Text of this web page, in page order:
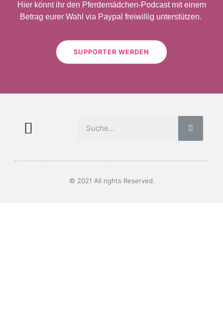
Hier könnt ihr den Pferdemädchen-Podcast mit einem
Betrag eurer Wahl via Paypal freiwillig unterstützen.
SUPPORTER WERDEN
© 2021 All rights Reserved.